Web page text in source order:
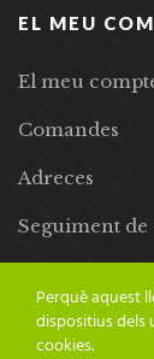
EL MEU
El meu
Comandes
Adreces
Seguiment de
Perquè aquest
dispositius dels
cookies.